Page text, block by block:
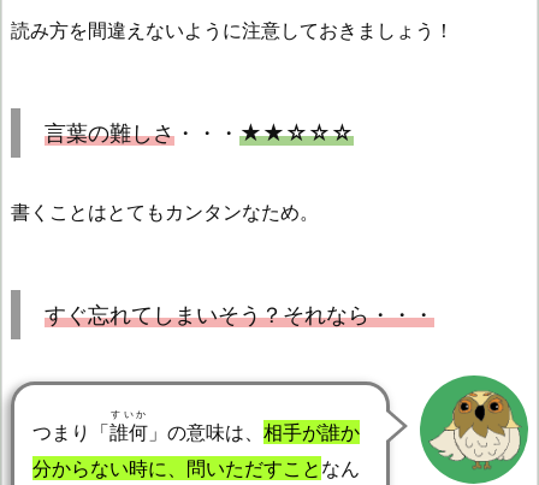
読み方を間違えないように注意しておきましょう！
言葉の難しさ ・・・ ★★☆☆☆
書くことはとてもカンタンなため。
すぐ忘れてしまいそう？それなら・・・
つまり「誰何
すいか
」の意味は、 相手が誰か
分からない時に、問いただすこと なん